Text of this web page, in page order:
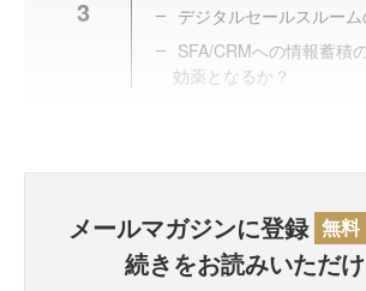
3
デジタルセールスルー
SFA/CRMへの情報蓄
効薬となるか？
メールマガジンに登録 無料
続きをお読みいただ